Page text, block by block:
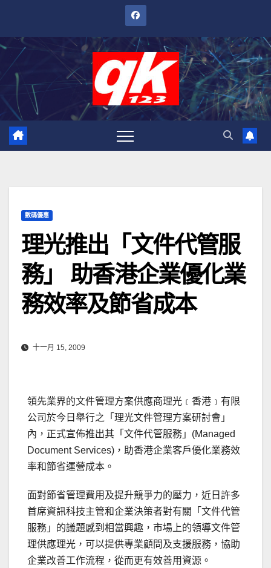
內
數碼優惠
理光推出「文件代管服
務」 助香港企業優化業
務效率及節省成本
十一月 15, 2009
領先業界的文件管理方案供應商理光﹝香港﹞有限
公司於今日舉行之「理光文件管理方案研討會」
內，正式宣佈推出其「文件代管服務」(Managed
Document Services)，助香港企業客戶優化業務效
率和節省運營成本。
面對節省管理費用及提升競爭力的壓力，近日許多
首席資訊科技主管和企業決策者對有關「文件代管
服務」的議題感到相當興趣，市場上的領導文件管
理供應理光，可以提供專業顧問及支援服務，協助
企業改善工作流程，從而更有效善用資源。